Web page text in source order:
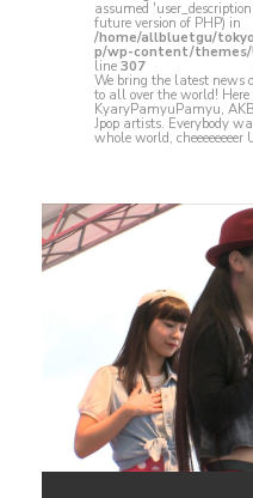
assumed
future version of PHP) in
/home/allbluetgu/
p/wp-content/themes/
line 307
We bring the latest news
to all over the world!
KyaryPamyuPamyu,
Jpop artists. Everybody
whole world, cheeeeeeeer